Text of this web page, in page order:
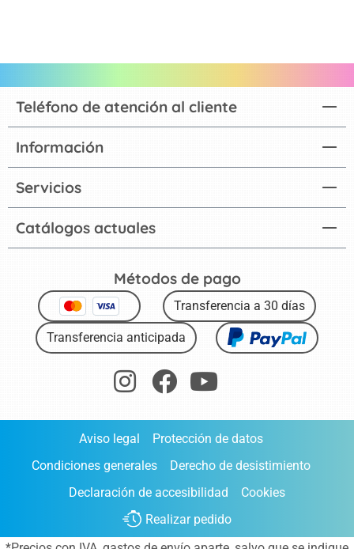
Catálogos actuales
Teléfono de atención al cliente
Información
Servicios
Métodos de pago
Transferencia a 30 días
Transferencia anticipada
Aviso legal
Protección de datos
Condiciones generales
Derecho de desistimiento
Declaración de accesibilidad
Cookies
Realizar pedido